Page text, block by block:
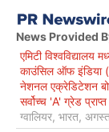
News Provided
एमिटी
काउंसिल ऑफ इंडिया
नेशनल एक्रेडिटेशन
सर्वोच्च 'A' ग्रेड
ग्वालियर, भारत,